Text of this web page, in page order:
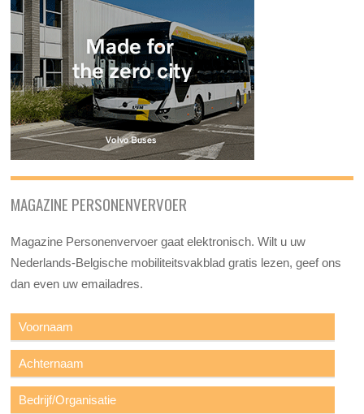
MAGAZINE PERSONENVERVOER
Magazine Personenvervoer gaat elektronisch. Wilt u uw
Nederlands-Belgische mobiliteitsvakblad gratis lezen, geef ons
dan even uw emailadres.